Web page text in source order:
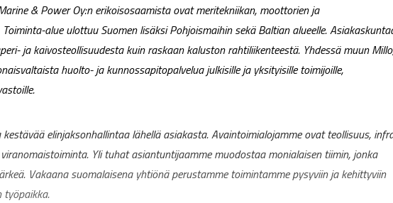
& Power Oy:n erikoisosaamista ovat meritekniikan, moottorien ja
alue ulottuu Suomen lisäksi Pohjoismaihin sekä Baltian alueelle.
ja kaivosteollisuudesta kuin raskaan kaluston rahtiliikenteestä. Yhdessä muun
huolto- ja kunnossapitopalvelua julkisille ja yksityisille toimijoille,
elinjaksonhallintaa lähellä asiakasta. Avaintoimialojamme ovat teollisuus,
Yli tuhat asiantuntijaamme muodostaa monialaisen tiimin, jonka
Vakaana suomalaisena yhtiönä perustamme toimintamme pysyviin ja kehittyviin
työpaikka.